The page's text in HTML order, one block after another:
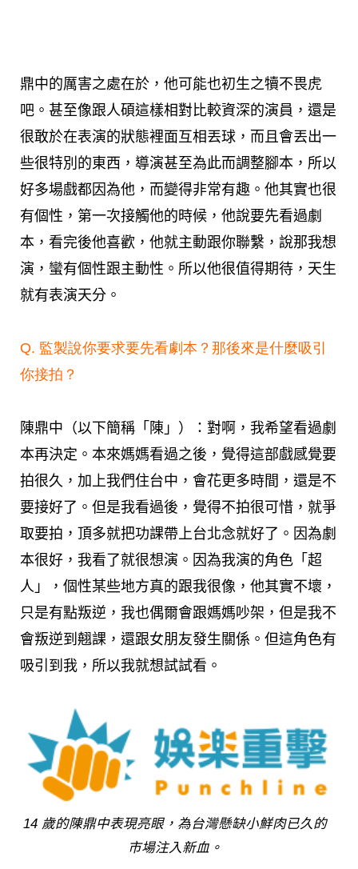
鼎中的厲害之處在於，他可能也初生之犢不畏虎
吧。甚至像跟人碩這樣相對比較資深的演員，還是
很敢於在表演的狀態裡面互相丟球，而且會丟出一
些很特別的東西，導演甚至為此而調整腳本，所以
好多場戲都因為他，而變得非常有趣。他其實也很
有個性，第一次接觸他的時候，他說要先看過劇
本，看完後他喜歡，他就主動跟你聯繫，說那我想
演，蠻有個性跟主動性。所以他很值得期待，天生
就有表演天分。
Q. 監製說你要求要先看劇本？那後來是什麼吸引
你接拍？
陳鼎中（以下簡稱「陳」）：對啊，我希望看過劇
本再決定。本來媽媽看過之後，覺得這部戲感覺要
拍很久，加上我們住台中，會花更多時間，還是不
要接好了。但是我看過後，覺得不拍很可惜，就爭
取要拍，頂多就把功課帶上台北念就好了。因為劇
本很好，我看了就很想演。因為我演的角色「超
人」，個性某些地方真的跟我很像，他其實不壞，
只是有點叛逆，我也偶爾會跟媽媽吵架，但是我不
會叛逆到翹課，還跟女朋友發生關係。但這角色有
吸引到我，所以我就想試試看。
14 歲的陳鼎中表現亮眼，為台灣懸缺小鮮肉已久的
市場注入新血。